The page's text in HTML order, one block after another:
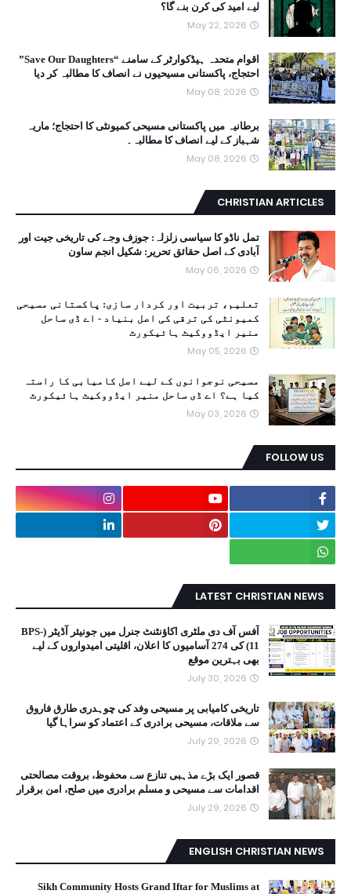
لیے امید کی کرن بنے گا؟
May 22, 2026
اقوام متحدہ ہیڈکوارٹر کے سامنے “Save Our Daughters”
احتجاج، پاکستانی مسیحیوں نے انصاف کا مطالبہ کر دیا
May 08, 2026
برطانیہ میں پاکستانی مسیحی کمیونٹی کا احتجاج؛ ماریہ
شہباز کے لیے انصاف کا مطالبہ۔
May 08, 2026
CHRISTIAN ARTICLES
تمل ناڈو کا سیاسی زلزلہ: جوزف وجے کی تاریخی جیت اور
آبادی کے اصل حقائق تحریر: شکیل انجم ساون
May 06, 2026
تعلیم، تربیت اور کردار سازی: پاکستانی مسیحی
کمیونٹی کی ترقی کی اصل بنیاد - اے ڈی ساحل
منیر ایڈووکیٹ ہائیکورٹ
May 05, 2026
مسیحی نوجوانوں کے لیے اصل کامیابی کا راستہ
کیا ہے؟ اے ڈی ساحل منیر ایڈووکیٹ ہائیکورٹ
May 03, 2026
FOLLOW US
LATEST CHRISTIAN NEWS
آفس آف دی ملٹری اکاؤنٹنٹ جنرل میں جونیئر آڈیٹر (BPS-
11) کی 274 آسامیوں کا اعلان، اقلیتی امیدواروں کے لیے
بھی بہترین موقع
July 30, 2026
تاریخی کامیابی پر مسیحی وفد کی چوہدری طارق فاروق
سے ملاقات، مسیحی برادری کے اعتماد کو سراہا گیا
July 29, 2026
قصور ایک بڑے مذہبی تنازع سے محفوظ، بروقت مصالحتی
اقدامات سے مسیحی و مسلم برادری میں صلح، امن برقرار
July 29, 2026
ENGLISH CHRISTIAN NEWS
Sikh Community Hosts Grand Iftar for Muslims at